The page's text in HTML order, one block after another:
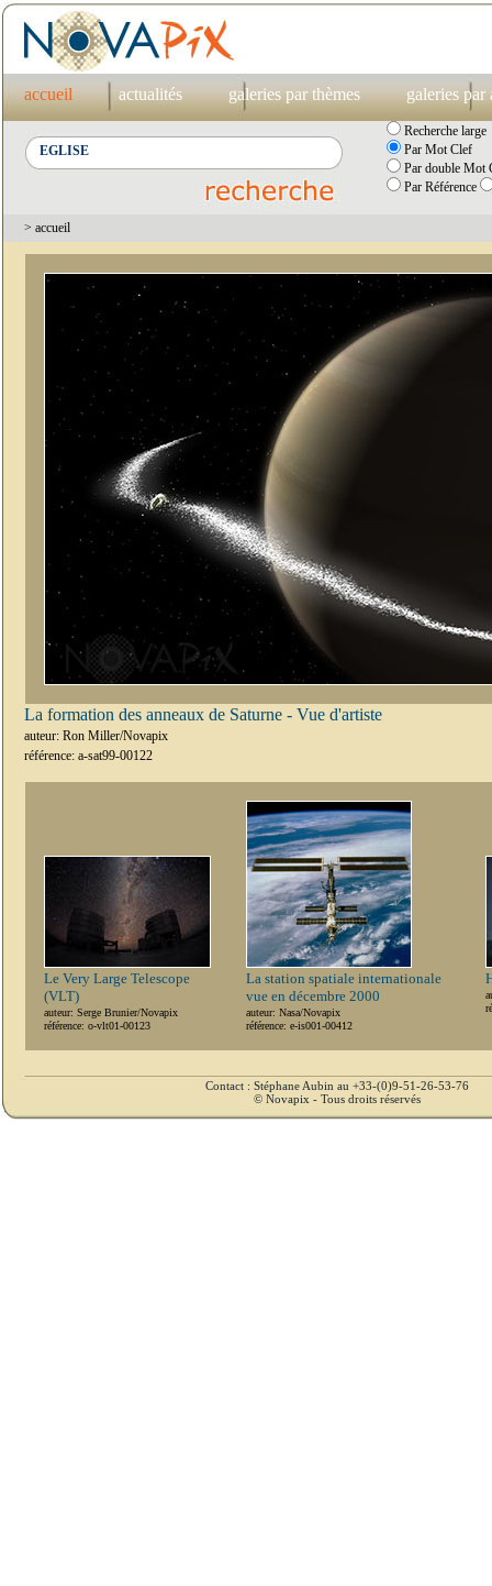
accueil actualités galeries par thèmes galeries par
Recherche large
Par Mot Clef
Par double Mot
Par Référence
> accueil
La formation des anneaux de Saturne - Vue d'artiste
auteur: Ron Miller/Novapix
référence: a-sat99-00122
Le Very Large Telescope
(VLT)
auteur: Serge Brunier/Novapix
référence: o-vlt01-00123
La station spatiale internationale
vue en décembre 2000
auteur: Nasa/Novapix
référence: e-is001-00412
Contact : Stéphane Aubin au +33-(0)9-51-26-53-76
© Novapix - Tous droits réservés